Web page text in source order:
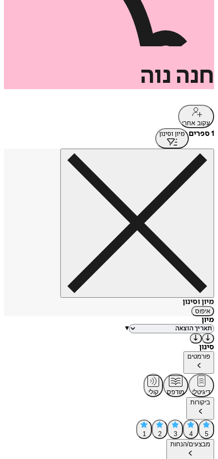
חנה נוה
עקוב אחרי
1 ספרים מיון וסינון
מיון וסינון
איפוס
מיון
▾
סינון
פורמטים
דיגיטלי מודפס
קולי
ביקורות
5
4
3
2
1
מבצעים/הנחות